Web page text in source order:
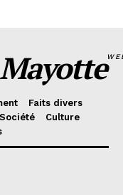
Faits divers
Société
Culture